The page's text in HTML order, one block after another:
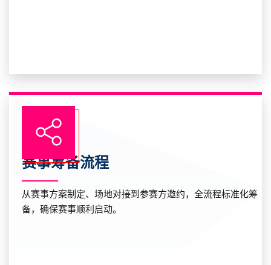
赛事筹备流程
从赛事方案制定、场地对接到参赛方邀约，全流程标准化筹
备，确保赛事顺利启动。